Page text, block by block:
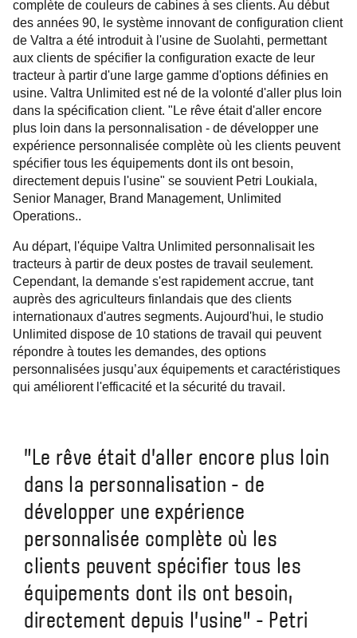
complète de couleurs de cabines à ses clients. Au début
des années 90, le système innovant de configuration client
de Valtra a été introduit à l'usine de Suolahti, permettant
aux clients de spécifier la configuration exacte de leur
tracteur à partir d'une large gamme d'options définies en
usine. Valtra Unlimited est né de la volonté d'aller plus loin
dans la spécification client. "Le rêve était d'aller encore
plus loin dans la personnalisation - de développer une
expérience personnalisée complète où les clients peuvent
spécifier tous les équipements dont ils ont besoin,
directement depuis l'usine" se souvient Petri Loukiala,
Senior Manager, Brand Management, Unlimited
Operations..
Au départ, l'équipe Valtra Unlimited personnalisait les
tracteurs à partir de deux postes de travail seulement.
Cependant, la demande s'est rapidement accrue, tant
auprès des agriculteurs finlandais que des clients
internationaux d'autres segments. Aujourd'hui, le studio
Unlimited dispose de 10 stations de travail qui peuvent
répondre à toutes les demandes, des options
personnalisées jusqu’aux équipements et caractéristiques
qui améliorent l'efficacité et la sécurité du travail.
"Le rêve était d'aller encore plus loin
dans la personnalisation - de
développer une expérience
personnalisée complète où les
clients peuvent spécifier tous les
équipements dont ils ont besoin,
directement depuis l'usine" - Petri